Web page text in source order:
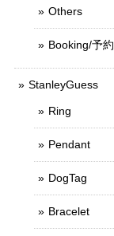
Others
Booking/予約
StanleyGuess
Ring
Pendant
DogTag
Bracelet